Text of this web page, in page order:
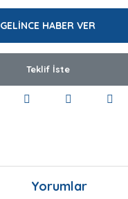
GELİNCE HABER VER
Teklif İste
Yorumlar